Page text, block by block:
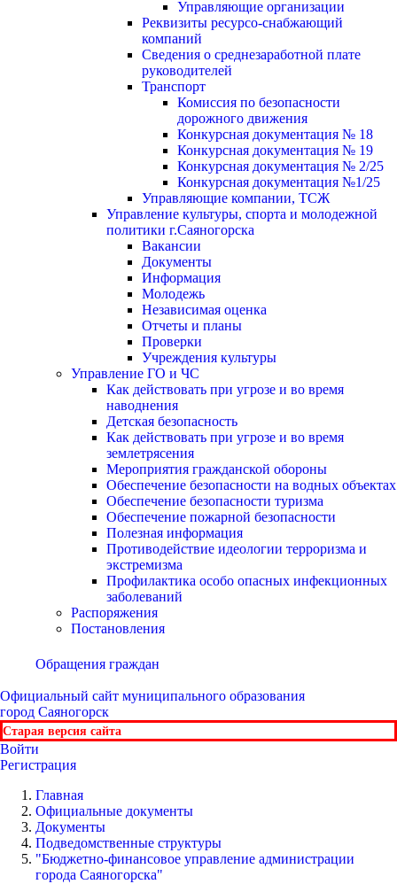
Управляющие организации
Реквизиты ресурсо-снабжающий
компаний
Сведения о среднезаработной плате
руководителей
Транспорт
Комиссия по безопасности
дорожного движения
Конкурсная документация № 18
Конкурсная документация № 19
Конкурсная документация № 2/25
Конкурсная документация №1/25
Управляющие компании, ТСЖ
Управление культуры, спорта и молодежной
политики г.Саяногорска
Вакансии
Документы
Информация
Молодежь
Независимая оценка
Отчеты и планы
Проверки
Учреждения культуры
Управление ГО и ЧС
Как действовать при угрозе и во время
наводнения
Детская безопасность
Как действовать при угрозе и во время
землетрясения
Мероприятия гражданской обороны
Обеспечение безопасности на водных объектах
Обеспечение безопасности туризма
Обеспечение пожарной безопасности
Полезная информация
Противодействие идеологии терроризма и
экстремизма
Профилактика особо опасных инфекционных
заболеваний
Распоряжения
Постановления
Обращения граждан
Официальный сайт муниципального образования
город Саяногорск
Старая версия сайта
Войти
Регистрация
Главная
Официальные документы
Документы
Подведомственные структуры
"Бюджетно-финансовое управление администрации
города Саяногорска"